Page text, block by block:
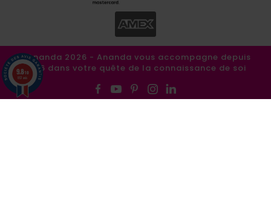
©Ananda 2026 - Ananda vous accompagne depuis
1986 dans votre quête de la connaissance de soi
9.8/10
857 avis